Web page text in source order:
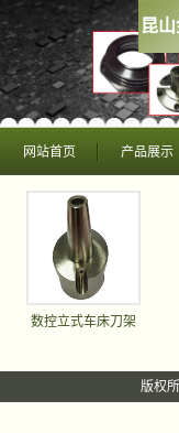
昆
网站首页 产品展示
数控立式车床刀架
版权